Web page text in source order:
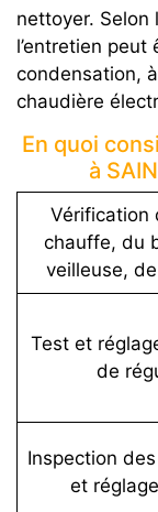
nettoyer. Selon
l’entretien
condensation,
chaudière
En quoi
à
Vérification
chauffe, du
veilleuse, de
Test et
de
Inspection
et